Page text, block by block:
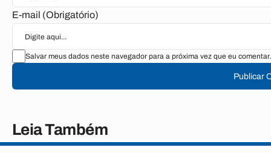
E-mail (Obrigatório)
Salvar meus dados neste navegador para a próxima vez que eu comentar.
Publicar
Leia Também